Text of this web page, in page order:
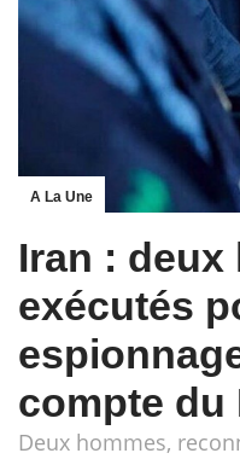
A La Une
Iran : deux
exécutés
compte du
Deux hommes,